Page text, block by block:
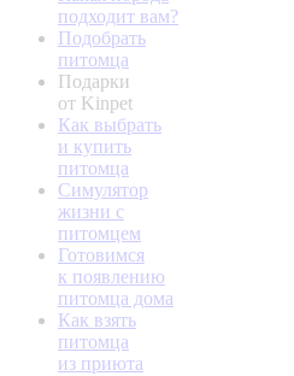
подходит вам?
Подобрать
питомца
Подарки
от Kinpet
Как выбрать
и купить
питомца
Симулятор
жизни с
питомцем
Готовимся
к появлению
питомца дома
Как взять
питомца
из приюта